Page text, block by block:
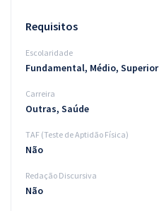
Requisitos
Escolaridade
Fundamental, Médio, Superior
Carreira
Outras, Saúde
TAF (Teste de Aptidão Física)
Não
Redação Discursiva
Não